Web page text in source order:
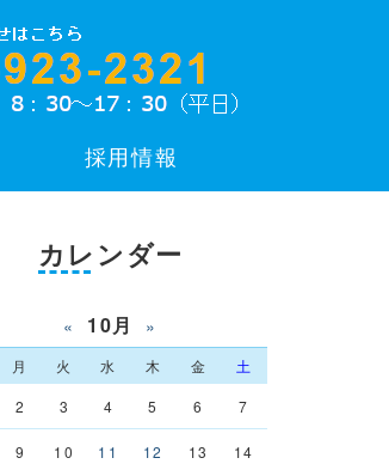
採用情報
カレンダー
« 10月 »
月 火 水 木 金
土
2 3 4 5 6 7
9 10 11 12 13 14